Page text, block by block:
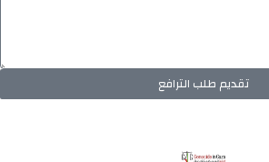
تقديم طلب الترافع